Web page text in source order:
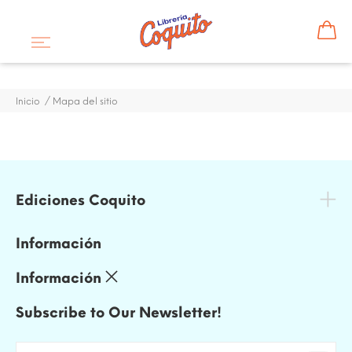
Inicio Mapa del sitio
Ediciones Coquito
Información
Información
Subscribe to Our Newsletter!